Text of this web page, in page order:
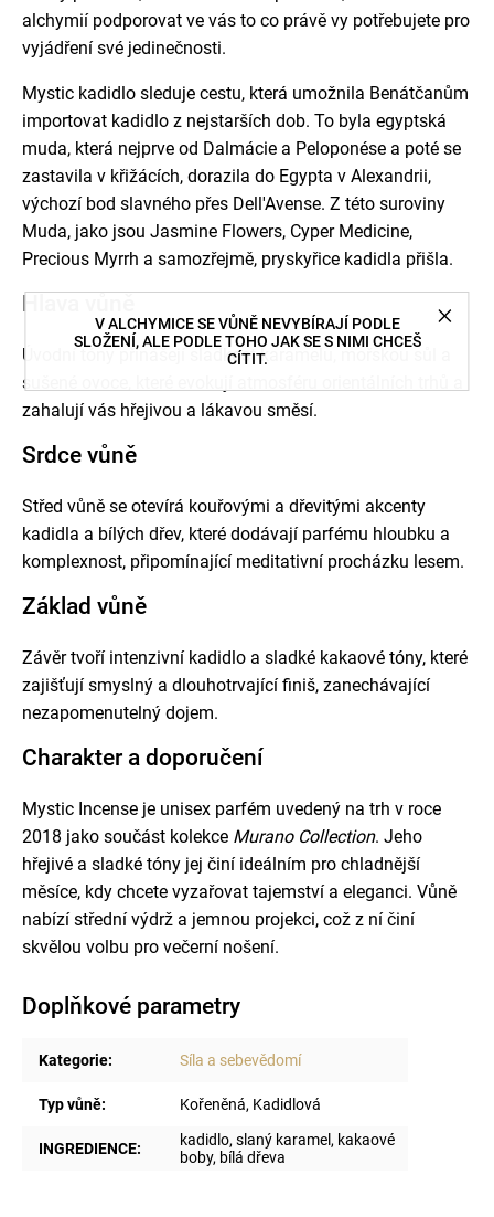
V ALCHYMICE SE VŮNĚ NEVYBÍRAJÍ PODLE
SLOŽENÍ, ALE PODLE TOHO JAK SE S NIMI CHCEŠ
CÍTIT.
alchymií podporovat ve vás to co právě vy potřebujete pro
vyjádření své jedinečnosti.
Mystic kadidlo sleduje cestu, která umožnila Benátčanům
importovat kadidlo z nejstarších dob. To byla egyptská
muda, která nejprve od Dalmácie a Peloponése a poté se
zastavila v křižácích, dorazila do Egypta v Alexandrii,
výchozí bod slavného přes Dell'Avense. Z této suroviny
Muda, jako jsou Jasmine Flowers, Cyper Medicine,
Precious Myrrh a samozřejmě, pryskyřice kadidla přišla.
Úvodní tóny přinášejí sladkost karamelu, mořskou sůl a
sušené ovoce, které evokují atmosféru orientálních trhů a
zahalují vás hřejivou a lákavou směsí.
Srdce vůně
Střed vůně se otevírá kouřovými a dřevitými akcenty
kadidla a bílých dřev, které dodávají parfému hloubku a
komplexnost, připomínající meditativní procházku lesem.
Základ vůně
Závěr tvoří intenzivní kadidlo a sladké kakaové tóny, které
zajišťují smyslný a dlouhotrvající finiš, zanechávající
nezapomenutelný dojem.
Charakter a doporučení
Mystic Incense je unisex parfém uvedený na trh v roce
2018 jako součást kolekce Murano Collection. Jeho
hřejivé a sladké tóny jej činí ideálním pro chladnější
měsíce, kdy chcete vyzařovat tajemství a eleganci. Vůně
nabízí střední výdrž a jemnou projekci, což z ní činí
skvělou volbu pro večerní nošení.
Doplňkové parametry
Kategorie: Síla a sebevědomí
Typ vůně: Kořeněná, Kadidlová
INGREDIENCE:
kadidlo, slaný karamel, kakaové
boby, bílá dřeva